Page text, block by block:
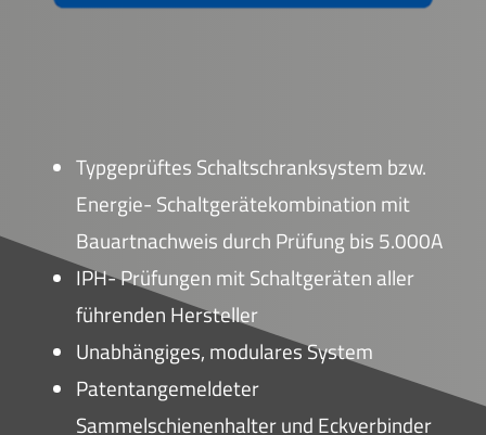
Typgeprüftes Schaltschranksystem bzw.
Energie- Schaltgerätekombination mit
Bauartnachweis durch Prüfung bis 5.000A
IPH- Prüfungen mit Schaltgeräten aller
führenden Hersteller
Unabhängiges, modulares System
Patentangemeldeter
Sammelschienenhalter und Eckverbinder